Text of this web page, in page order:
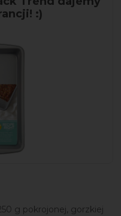
:)
g pokrojonej, gorzkiej